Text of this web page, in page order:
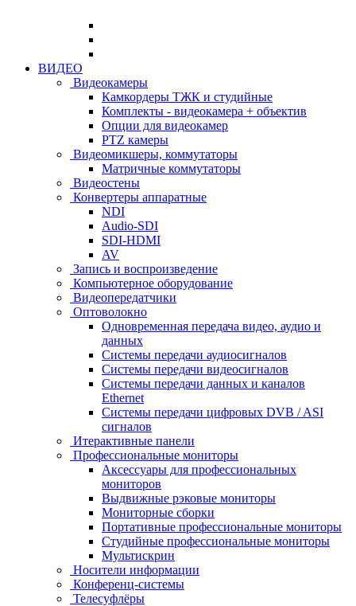
ВИДЕО
Видеокамеры
Камкордеры ТЖК и студийные
Комплекты - видеокамера + объектив
Опции для видеокамер
PTZ камеры
Видеомикшеры, коммутаторы
Матричные коммутаторы
Видеостены
Конвертеры аппаратные
NDI
Audio-SDI
SDI-HDMI
AV
Запись и воспроизведение
Компьютерное оборудование
Видеопередатчики
Оптоволокно
Одновременная передача видео, аудио и
данных
Системы передачи аудиосигналов
Системы передачи видеосигналов
Системы передачи данных и каналов
Ethernet
Системы передачи цифровых DVB / ASI
сигналов
Итерактивные панели
Профессиональные мониторы
Аксессуары для профессиональных
мониторов
Выдвижные рэковые мониторы
Мониторные сборки
Портативные профессиональные мониторы
Студийные профессиональные мониторы
Мультискрин
Носители информации
Конференц-системы
Телесуфлёры